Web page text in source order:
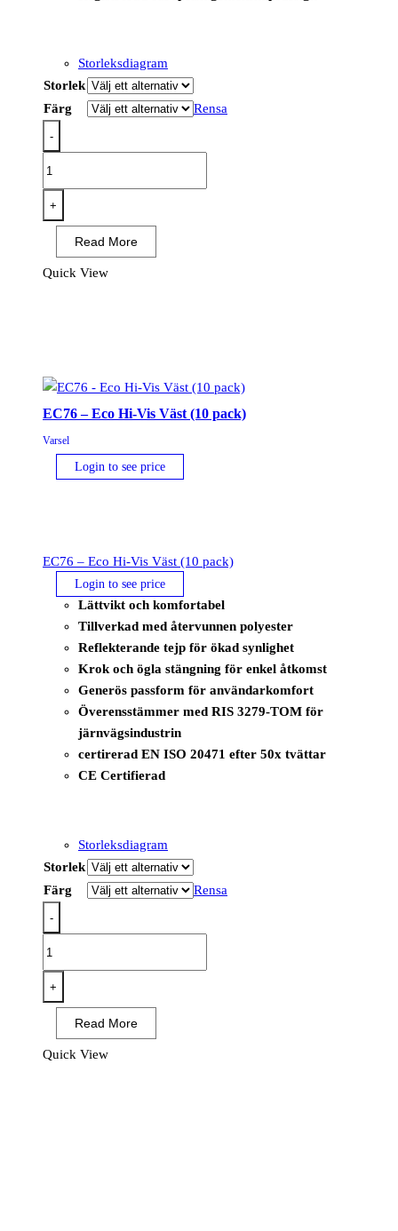
Storleksdiagram
Storlek
Färg
Rensa
-
PW3
Hi-
Executive
+
Read More
Quick View
EC76 – Eco Hi-Vis Väst (10 pack)
Varsel
Login to see price
EC76 – Eco Hi-Vis Väst (10 pack)
Login to see price
Lättvikt och komfortabel
Tillverkad med återvunnen polyester
Reflekterande tejp för ökad synlighet
Krok och ögla stängning för enkel åtkomst
Generös passform för användarkomfort
Överensstämmer med RIS 3279-TOM för
järnvägsindustrin
certirerad EN ISO 20471 efter 50x tvättar
CE Certifierad
Storleksdiagram
Storlek
Färg
Rensa
-
Eco
Hi-
Väst
+
Read More
Quick View